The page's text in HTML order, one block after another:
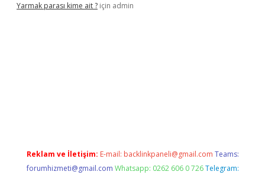
Yarmak parası kime ait ? için admin
Reklam ve İletişim: E-mail: backlinkpaneli@gmail.com Teams:
forumhizmeti@gmail.com Whatsapp: 0262 606 0 726 Telegram: